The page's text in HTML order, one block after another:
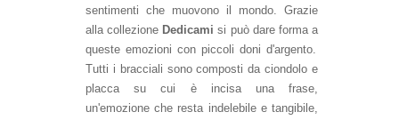
sentimenti che muovono i l mondo. Grazie
allacollezione Dedicami si può dare forma a
queste emozioni con piccoli doni d'argento.
Tutti i bracciali sono composti da ciondolo e
placca su cui è incisa una frase,
un'emozione che resta indelebile e tangibile,